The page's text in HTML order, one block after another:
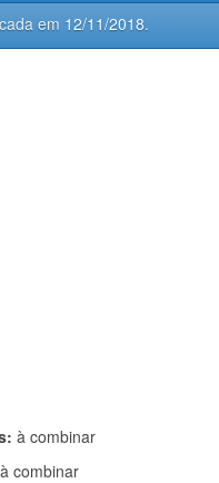
em 12/11/2018.
à combinar
à combinar